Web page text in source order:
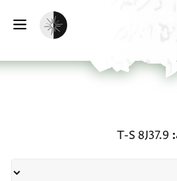
تفعيل الوضع المظلم
T-S 8J37.9